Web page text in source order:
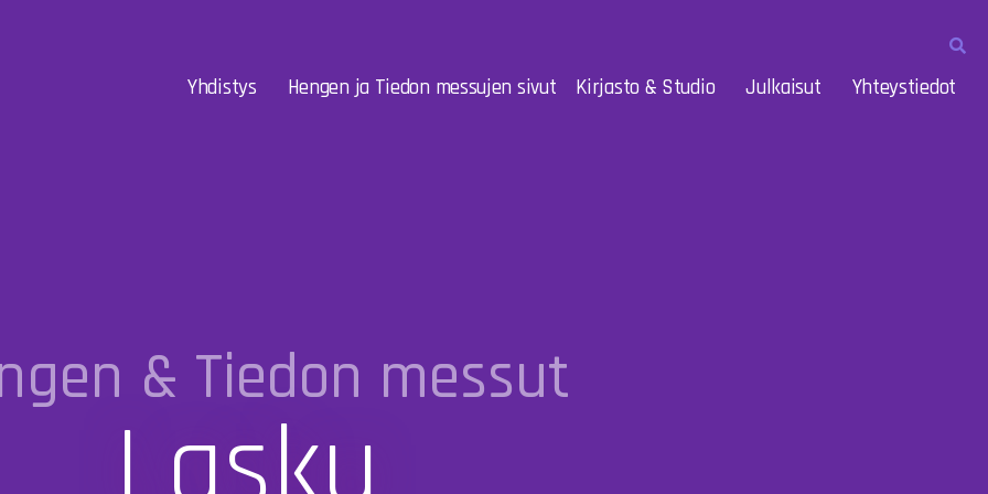
Yhdistys Hengen ja Tiedon messujen sivut Kirjasto & Studio Julkaisut Yhteystiedot
& Tiedon messut